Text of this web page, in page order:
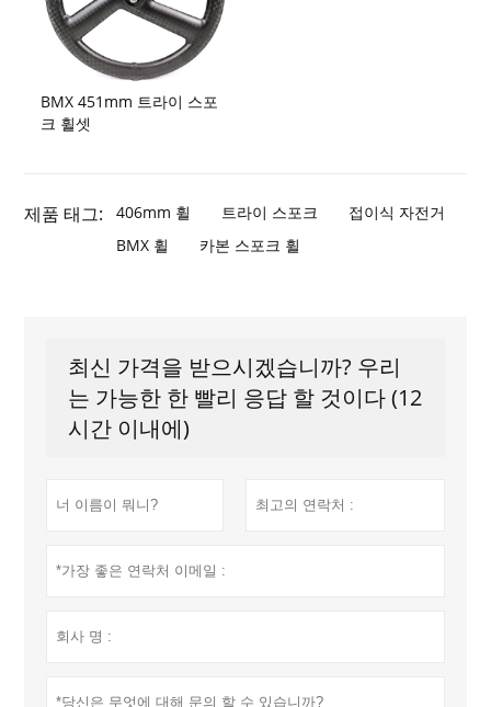
BMX 451mm 트라이 스포
크 휠셋
제품 태그: 406mm 휠 트라이 스포크
접이식 자전거
BMX 휠
카본 스포크 휠
최신 가격을 받으시겠습니까? 우리
는 가능한 한 빨리 응답 할 것이다 (12
시간 이내에)